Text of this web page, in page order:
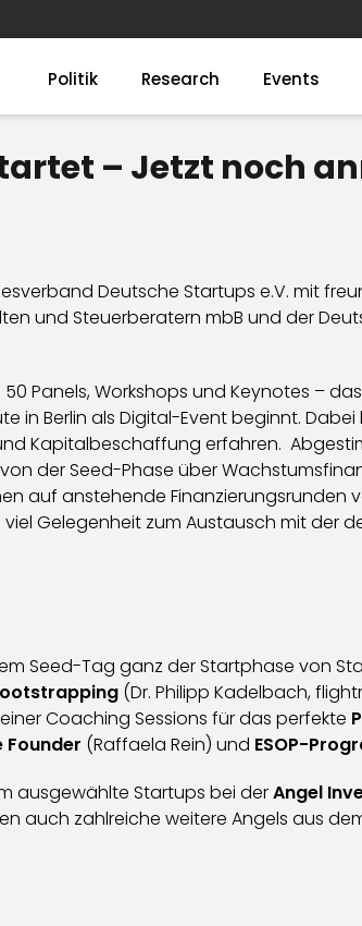
Politik Research Events
– Jetzt noch
Deutsche Startups e.V. mit
und Steuerberatern mbB und der
Panels, Workshops und Keynotes –
in Berlin als Digital-Event beginnt. Dabei
Kapitalbeschaffung erfahren.
der Seed-Phase über
auf anstehende Finanzierungsrunden
Gelegenheit zum Austausch mit der
Seed-Tag ganz der Startphase von
(Dr. Philipp Kadelbach,
Coaching Sessions für das perfekte
Founder (Raffaela Rein) und ESOP-
ausgewählte Startups bei derAngel
auch zahlreiche weitere Angels aus